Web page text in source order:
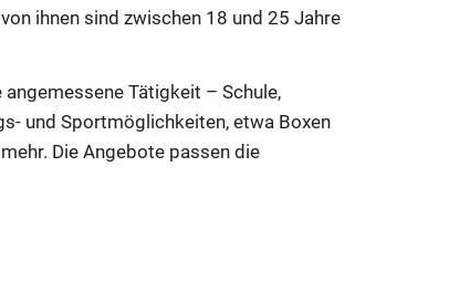
ihnen sind zwischen 18 und 25 Jahre
Tätigkeit – Schule,
und Sportmöglichkeiten, etwa Boxen
Die Angebote passen die